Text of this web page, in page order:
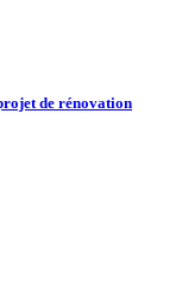
de rénovation